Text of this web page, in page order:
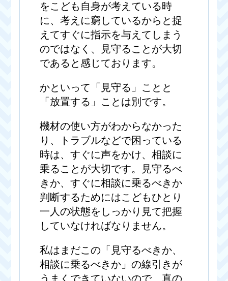
をこども自身が考えている時
に、考えに窮しているからと捉
えてすぐに指示を与えてしまう
のではなく、見守ることが大切
であると感じております。
かといって「見守る」ことと
「放置する」ことは別です。
機材の使い方がわからなかった
り、トラブルなどで困っている
時は、すぐに声をかけ、相談に
乗ることが大切です。見守るべ
きか、すぐに相談に乗るべきか
判断するためにはこどもひとり
一人の状態をしっかり見て把握
していなければなりません。
私はまだこの「見守るべきか、
相談に乗るべきか」の線引きが
うまくできていないので、真の